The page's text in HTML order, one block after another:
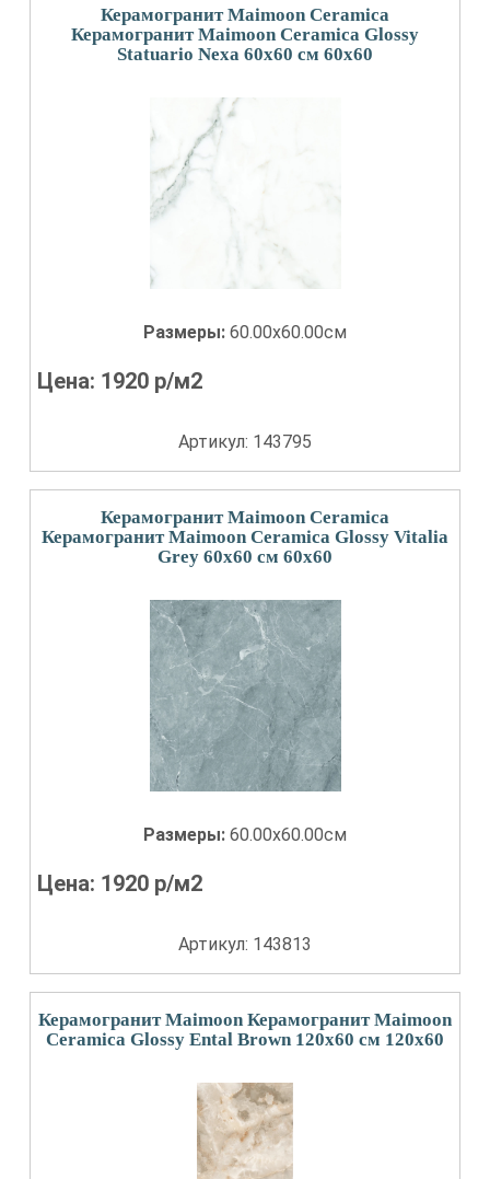
Керамогранит Maimoon Ceramica
Керамогранит Maimoon Ceramica Glossy
Statuario Nexa 60х60 см 60x60
Размеры: 60.00x60.00см
Цена: 1920 р/м2
Артикул: 143795
Керамогранит Maimoon Ceramica
Керамогранит Maimoon Ceramica Glossy Vitalia
Grey 60х60 см 60x60
Размеры: 60.00x60.00см
Цена: 1920 р/м2
Артикул: 143813
Керамогранит Maimoon Керамогранит Maimoon
Ceramica Glossy Ental Brown 120х60 см 120x60